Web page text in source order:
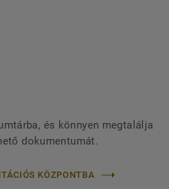
és könnyen megtalálja
dokumentumát.
KÖZPONTBA